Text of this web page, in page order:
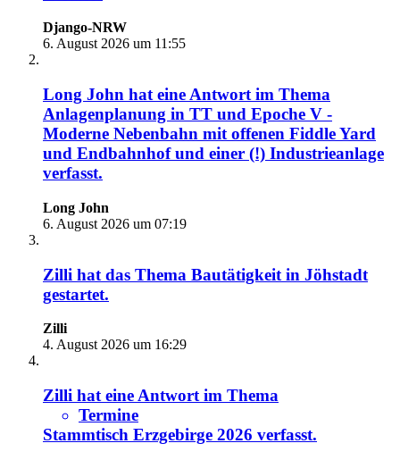
Django-NRW
6. August 2026 um 11:55
Long John hat eine Antwort im Thema
Anlagenplanung in TT und Epoche V -
Moderne Nebenbahn mit offenen Fiddle Yard
und Endbahnhof und einer (!) Industrieanlage
verfasst.
Long John
6. August 2026 um 07:19
Zilli hat das Thema Bautätigkeit in Jöhstadt
gestartet.
Zilli
4. August 2026 um 16:29
Zilli hat eine Antwort im Thema
Termine
Stammtisch Erzgebirge 2026 verfasst.